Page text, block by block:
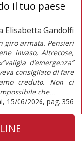
il tuo paese
Elisabetta Gandolfi
giro armata. Pensieri
invaso, Altrecose,
d’emergenza”
consigliato di fare
creduto. Non ci
che...
15/06/2026, pag. 356